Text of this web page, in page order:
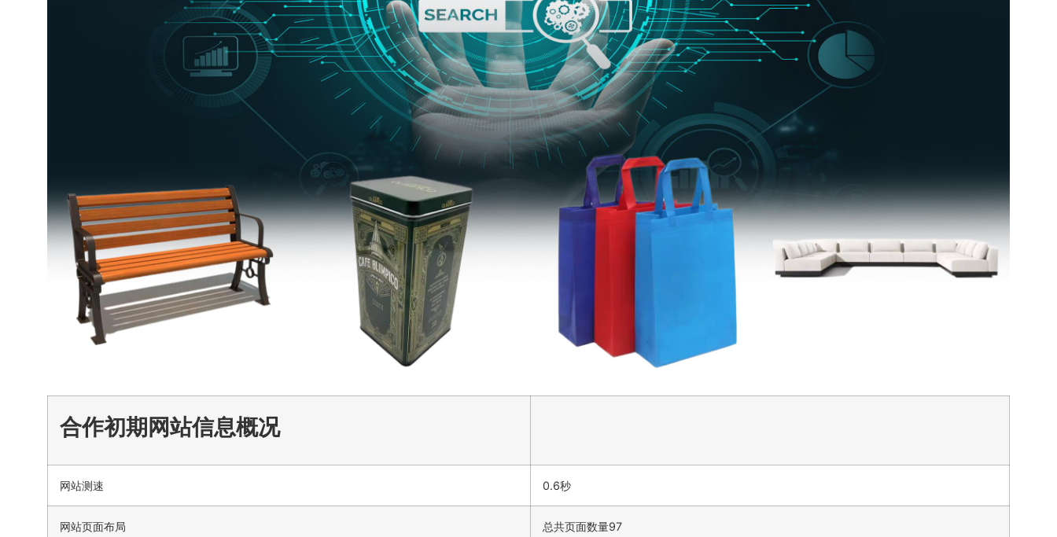
合作初期网站信息概况
网站测速 0.6秒
网站页面布局 总共页面数量97